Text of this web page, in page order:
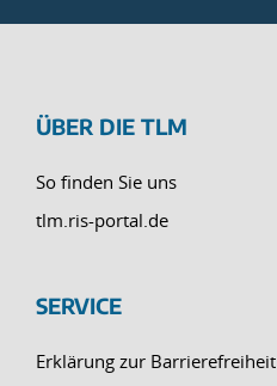
ÜBER DIE TLM
So finden Sie uns
tlm.ris-portal.de
SERVICE
Erklärung zur Barrierefreiheit